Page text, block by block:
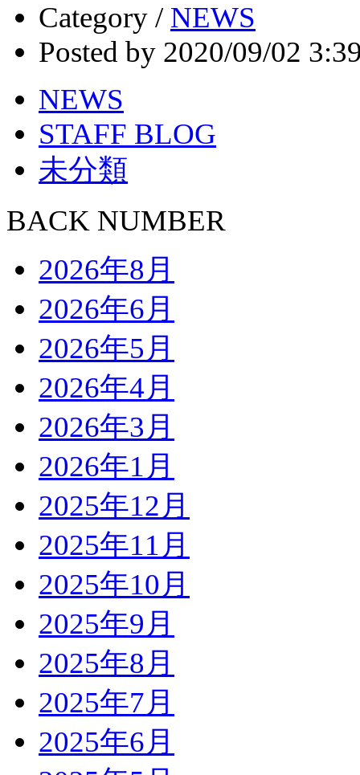
Category / NEWS
Posted by 2020/09/02
NEWS
STAFF BLOG
未分類
BACK NUMBER
2026年8月
2026年6月
2026年5月
2026年4月
2026年3月
2026年1月
2025年12月
2025年11月
2025年10月
2025年9月
2025年8月
2025年7月
2025年6月